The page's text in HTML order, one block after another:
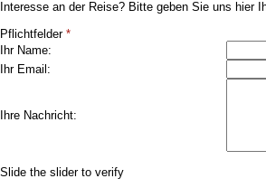
Interesse an der Reise? Bitte geben Sie uns hier
Pflichtfelder *
Ihr Name:
Ihr Email:
Ihre Nachricht:
Slide the slider to verify